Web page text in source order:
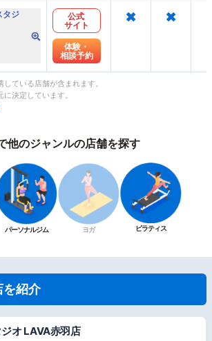
タジ
公式
サイト
体験・
相談予約
× ×
ている店舗が含まれます。
決定しています。
他のジャンルの店舗を探す
パーソナルジム ヨガ ピラティス
を紹介
オ LAVA赤羽店